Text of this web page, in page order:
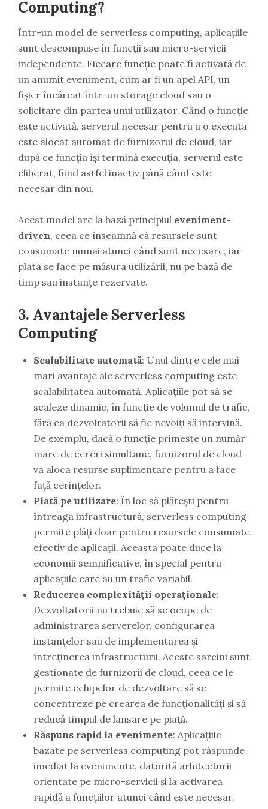
Computing?
Într-un model de serverless computing, aplicațiile
sunt descompuse în funcții sau micro-servicii
independente. Fiecare funcție poate fi activată de
un anumit eveniment, cum ar fi un apel API, un
fișier încărcat într-un storage cloud sau o
solicitare din partea unui utilizator. Când o funcție
este activată, serverul necesar pentru a o executa
este alocat automat de furnizorul de cloud, iar
după ce funcția își termină execuția, serverul este
eliberat, fiind astfel inactiv până când este
necesar din nou.
Acest model are la bază principiul eveniment-
driven, ceea ce înseamnă că resursele sunt
consumate numai atunci când sunt necesare, iar
plata se face pe măsura utilizării, nu pe bază de
timp sau instanțe rezervate.
3. Avantajele Serverless
Computing
Scalabilitate automată: Unul dintre cele mai
mari avantaje ale serverless computing este
scalabilitatea automată. Aplicațiile pot să se
scaleze dinamic, în funcție de volumul de trafic,
fără ca dezvoltatorii să fie nevoiți să intervină.
De exemplu, dacă o funcție primește un număr
mare de cereri simultane, furnizorul de cloud
va aloca resurse suplimentare pentru a face
față cerințelor.
Plată pe utilizare: În loc să plătești pentru
întreaga infrastructură, serverless computing
permite plăți doar pentru resursele consumate
efectiv de aplicații. Aceasta poate duce la
economii semnificative, în special pentru
aplicațiile care au un trafic variabil.
Reducerea complexității operaționale:
Dezvoltatorii nu trebuie să se ocupe de
administrarea serverelor, configurarea
instanțelor sau de implementarea și
întreținerea infrastructurii. Aceste sarcini sunt
gestionate de furnizorii de cloud, ceea ce le
permite echipelor de dezvoltare să se
concentreze pe crearea de funcționalități și să
reducă timpul de lansare pe piață.
Răspuns rapid la evenimente: Aplicațiile
bazate pe serverless computing pot răspunde
imediat la evenimente, datorită arhitecturii
orientate pe micro-servicii și la activarea
rapidă a funcțiilor atunci când este necesar.